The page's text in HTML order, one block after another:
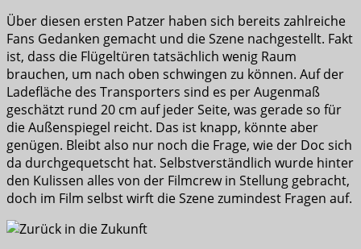
Über diesen ersten Patzer haben sich bereits zahlreiche
Fans Gedanken gemacht und die Szene nachgestellt. Fakt
ist, dass die Flügeltüren tatsächlich wenig Raum
brauchen, um nach oben schwingen zu können. Auf der
Ladefläche des Transporters sind es per Augenmaß
geschätzt rund 20 cm auf jeder Seite, was gerade so für
die Außenspiegel reicht. Das ist knapp, könnte aber
genügen. Bleibt also nur noch die Frage, wie der Doc sich
da durchgequetscht hat. Selbstverständlich wurde hinter
den Kulissen alles von der Filmcrew in Stellung gebracht,
doch im Film selbst wirft die Szene zumindest Fragen auf.